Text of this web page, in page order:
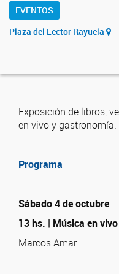
EVENTOS
Plaza del Lector Rayuela
Exposición de libros,
en vivo y gastronomía.
Programa
Sábado 4 de octubre
13 hs. | Música en vivo
Marcos Amar